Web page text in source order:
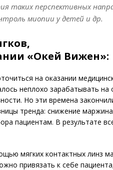
таких перспективных
миопии у детей и др.
«Окей Вижен»:
на оказании
неплохо зарабатывать
Но эти времена
тренда: снижение
пациентам. В результате
мягких контактных линз
привязать к себе